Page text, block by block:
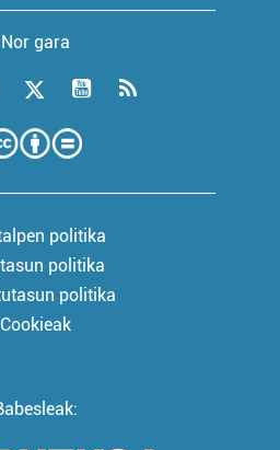
Nor gara
politika
politika
politika
Cookieak